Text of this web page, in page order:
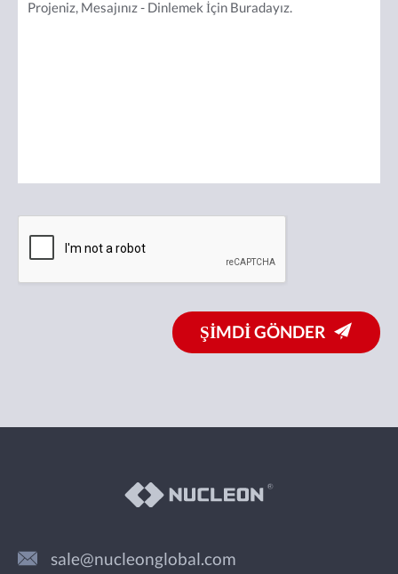
ŞİMDİ GÖNDER
sale@nucleonglobal.com